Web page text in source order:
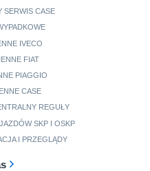
SERWIS CASE
IVECO
FIAT
PIAGGIO
CASE
REGUŁY
SKP I OSKP
I PRZEGLĄDY